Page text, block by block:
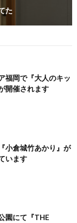
た
福岡で『大人のキッ
開催されます
小倉城竹あかり』が
います
園にて『THE